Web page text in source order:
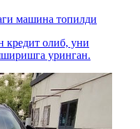
машина топилди
кредит олиб, уни
уринган.